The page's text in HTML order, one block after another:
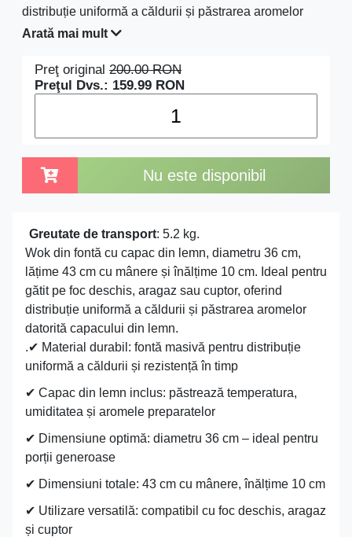
distribuție uniformă a căldurii și păstrarea aromelor
datorită capacului din lemn.
Arată mai mult
Preţ original 200.00RON
Preţul Dvs.: 159.99 RON
Nu este disponibil
Greutate de transport: 5.2 kg.
Wok din fontă cu capac din lemn, diametru 36 cm,
lățime 43 cm cu mânere și înălțime 10 cm. Ideal pentru
gătit pe foc deschis, aragaz sau cuptor, oferind
distribuție uniformă a căldurii și păstrarea aromelor
datorită capacului din lemn.
.✔ Material durabil: fontă masivă pentru distribuție
uniformă a căldurii și rezistență în timp
✔ Capac din lemn inclus: păstrează temperatura,
umiditatea și aromele preparatelor
✔ Dimensiune optimă: diametru 36 cm – ideal pentru
porții generoase
✔ Dimensiuni totale: 43 cm cu mânere, înălțime 10 cm
✔ Utilizare versatilă: compatibil cu foc deschis, aragaz
și cuptor